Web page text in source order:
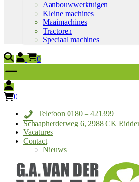
Aanbouwwerktuigen
Kleine machines
Maaimachines
Tractoren
Speciaal machines
0
0
Telefoon 0180 – 421399
Schaapherderweg 6, 2988 CK
Vacatures
Contact
Nieuws